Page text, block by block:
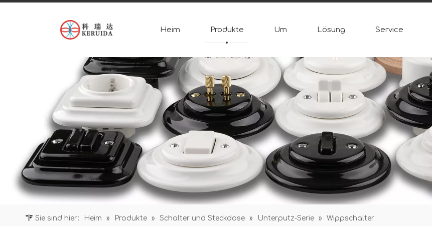
Heim Produkte Um Lösung Service
Sie sind hier: Heim » Produkte » Schalter und Steckdose » Unterputz-Serie » Wippschalter